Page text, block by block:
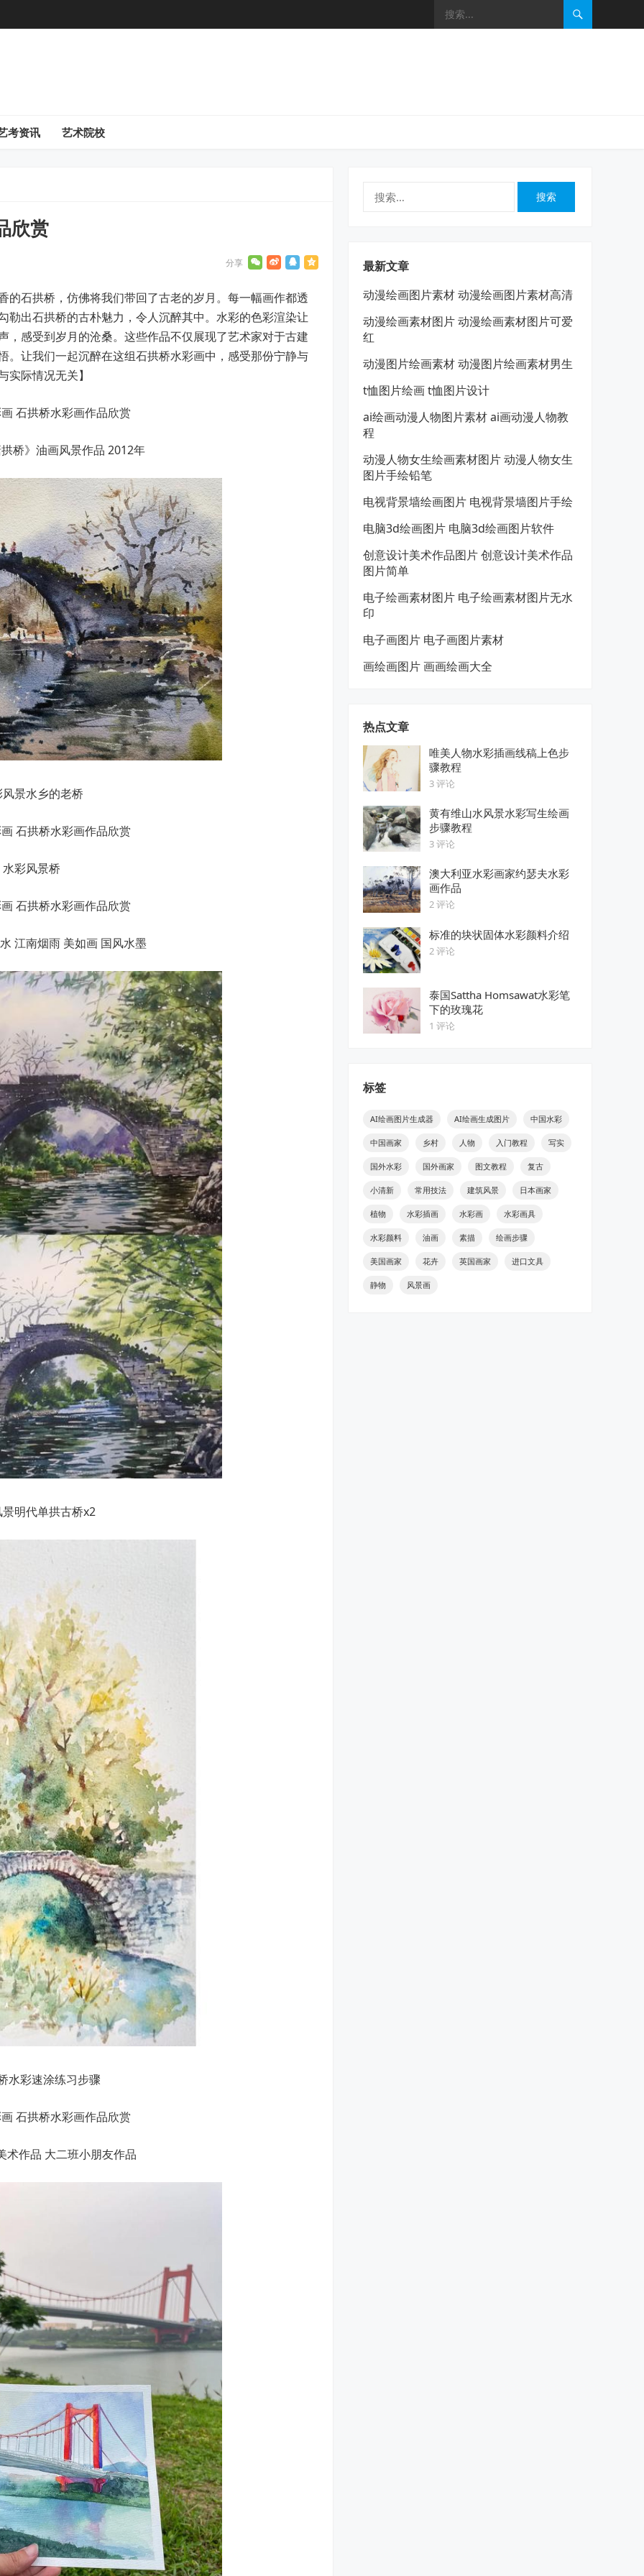
考资讯 艺术院校
欣赏
石拱桥，仿佛将我们带回了古老的岁月。每一幅画作都透
出石拱桥的古朴魅力，令人沉醉其中。水彩的色彩渲染让
感受到岁月的沧桑。这些作品不仅展现了艺术家对于古建
。让我们一起沉醉在这组石拱桥水彩画中，感受那份宁静与
际情况无关】
桥》油画风景作品 2012年
景水乡的老桥
水彩风景桥
江南烟雨 美如画 国风水墨
明代单拱古桥x2
水彩速涂练习步骤
术作品 大二班小朋友作品
最新文章
动漫绘画图片素材 动漫绘画图片素材高清
动漫绘画素材图片 动漫绘画素材图片可爱
红
动漫图片绘画素材 动漫图片绘画素材男生
t恤图片绘画 t恤图片设计
ai绘画动漫人物图片素材 ai画动漫人物教
程
动漫人物女生绘画素材图片 动漫人物女生
图片手绘铅笔
电视背景墙绘画图片 电视背景墙图片手绘
电脑3d绘画图片 电脑3d绘画图片软件
创意设计美术作品图片 创意设计美术作品
图片简单
电子绘画素材图片 电子绘画素材图片无水
印
电子画图片 电子画图片素材
画绘画图片 画画绘画大全
热点文章
唯美人物水彩插画线稿上色步
骤教程
3 评论
黄有维山水风景水彩写生绘画
步骤教程
3 评论
澳大利亚水彩画家约瑟夫水彩
画作品
2 评论
标准的块状固体水彩颜料介绍
2 评论
泰国Sattha Homsawat水彩笔
下的玫瑰花
1 评论
标签
AI绘画图片生成器 AI绘画生成图片 中国水彩
中国画家 乡村 人物 入门教程 写实
国外水彩 国外画家 图文教程 复古
小清新 常用技法 建筑风景 日本画家
植物 水彩插画 水彩画 水彩画具
水彩颜料 油画 素描 绘画步骤
美国画家 花卉 英国画家 进口文具
静物 风景画